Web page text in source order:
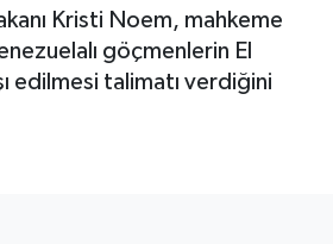
Kristi Noem, mahkeme
göçmenlerin El
edilmesi talimatı verdiğini